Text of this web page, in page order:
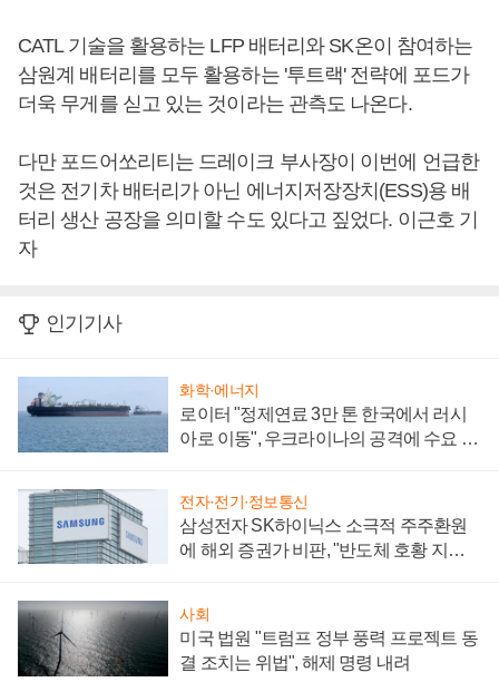
CATL 기술을 활용하는 LFP 배터리와 SK온이 참여하는
삼원계 배터리를 모두 활용하는 '투트랙' 전략에 포드가
더욱 무게를 싣고 있는 것이라는 관측도 나온다.
다만 포드어쏘리티는 드레이크 부사장이 이번에 언급한
것은 전기차 배터리가 아닌 에너지저장장치(ESS)용 배
터리 생산 공장을 의미할 수도 있다고 짚었다. 이근호 기
자
인기기사
화학·에너지
로이터 "정제연료 3만 톤 한국에서 러시
아로 이동", 우크라이나의 공격에 수요 늘
전자·전기·정보통신
삼성전자 SK하이닉스 소극적 주주환원
에 해외 증권가 비판, "반도체 호황 지속
사회
미국 법원 "트럼프 정부 풍력 프로젝트 동
결 조치는 위법", 해제 명령 내려